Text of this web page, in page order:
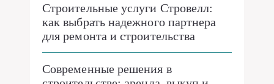
Строительные услуги Стровелл:
как выбрать надежного партнера
для ремонта и строительства
Современные решения в